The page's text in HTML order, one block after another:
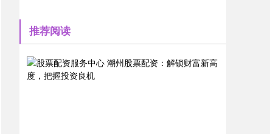
推荐阅读